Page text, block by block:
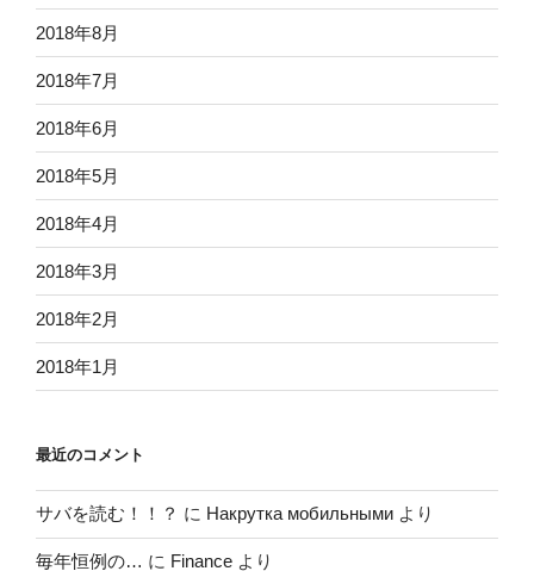
2018年8月
2018年7月
2018年6月
2018年5月
2018年4月
2018年3月
2018年2月
2018年1月
最近のコメント
サバを読む！！？ に Накрутка мобильными より
毎年恒例の… に Finance より